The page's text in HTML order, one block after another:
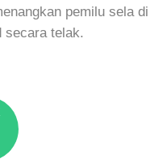
pemilu sela di
secara telak.